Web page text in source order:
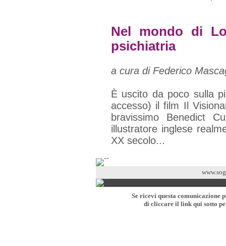
Nel mondo di
psichiatria
a cura di Federico
È uscito da poco sulla
accesso) il film Il
bravissimo Benedict
illustratore inglese
XX secolo...
Se ricevi questa comunicazione
di cliccare il link qui sotto